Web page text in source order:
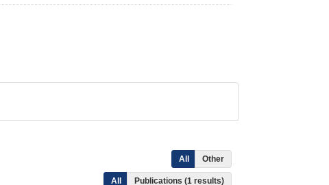
All Other
All Publications (1 results)